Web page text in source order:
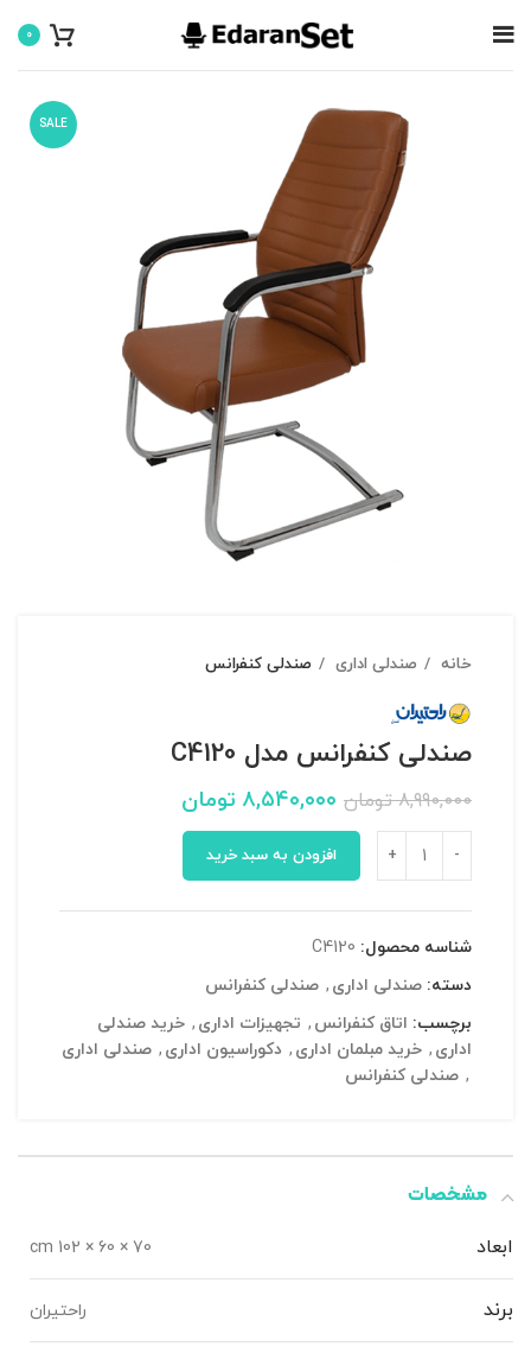
0
SALE
خانه صندلی اداری صندلی کنفرانس
صندلی کنفرانس مدل C4120
۸,۹۹۰,۰۰۰ تومان ۸,۵۴۰,۰۰۰ تومان
افزودن به سبد خرید
شناسه محصول: C4120
دسته: صندلی اداری , صندلی کنفرانس
برچسب: اتاق کنفرانس , تجهیزات اداری , خرید صندلی
اداری , خرید مبلمان اداری , دکوراسیون اداری , صندلی اداری
, صندلی کنفرانس
مشخصات
ابعاد 70 × 60 × 102 cm
برند راحتیران